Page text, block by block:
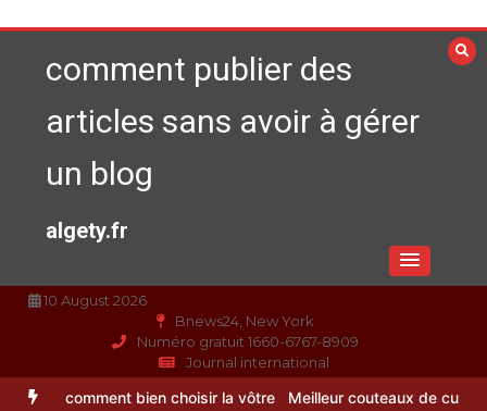
au
contenucomment publier des
articles sans avoir à gérer
un blog
algety.fr
10 August 2026
Bnews24, New York
Numéro gratuit 1660-6767-8909
Journal international
bien choisir la vôtre Meilleur couteaux de cuisine